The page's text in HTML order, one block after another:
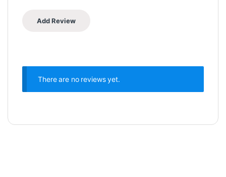
There are no reviews yet.